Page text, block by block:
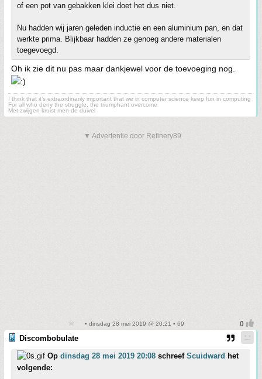
of een pot van gebakken klei doet het dus niet.
Nu hadden wij jaren geleden inductie en een aluminium pan, en dat
werkte prima. Blijkbaar hadden ze genoeg andere materialen
toegevoegd.
Oh ik zie dit nu pas maar dankjewel voor de toevoeging nog.
I think that it’s extraordinarily important that we in computer science keep fun in computing
For all who deny the struggle, the triumphant overcome
Met zwijgen kruist men de duivel
▼ Advertentie door Refinery89
• dinsdag 28 mei 2019 @ 20:21 • 69
Discombobulate
Op dinsdag 28 mei 2019 20:08 schreef Scuidward het
volgende: